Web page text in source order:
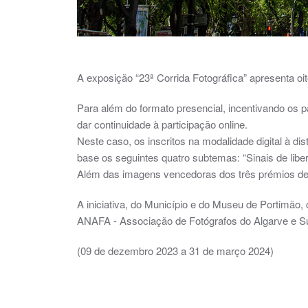
A exposição “23ª Corrida Fotográfica” apresenta
Para além do formato presencial, incentivando os
dar continuidade à participação online.
Neste caso, os inscritos na modalidade digital à
base os seguintes quatro subtemas: “Sinais de
Além das imagens vencedoras dos três prémios
A iniciativa, do Município e do Museu de
ANAFA - Associação de Fotógrafos do Algarve e
(09 de dezembro 2023 a 31 de março 2024)